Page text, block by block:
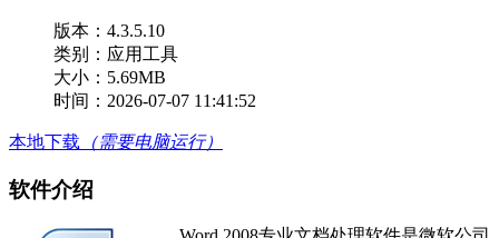
版本： 4.3.5.10
类别：应用工具
大小：5.69MB
时间：2026-07-07 11:41:52
本地下载 （需要电脑运行）
软件介绍